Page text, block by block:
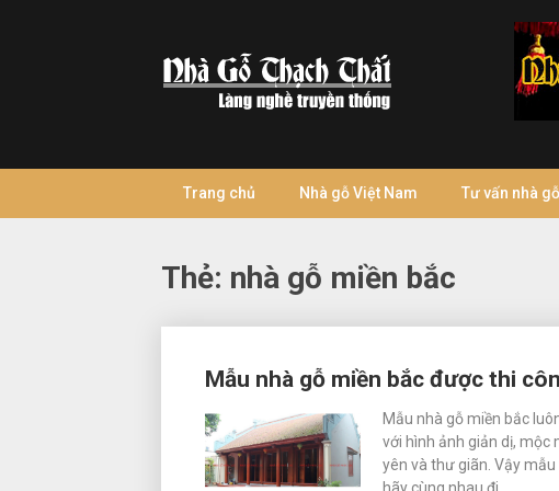
Trang chủ Nhà gỗ Việt Nam Tư vấn nhà gỗ
Thẻ: nhà gỗ miền bắc
Mẫu nhà gỗ miền bắc được thi
Mẫu nhà gỗ miền bắc
với hình ảnh giản dị, mộc
yên và thư giãn. Vậy
navigation